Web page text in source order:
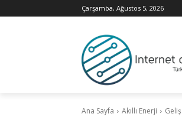
Çarşamba, Ağustos 5, 2026
Ana Sayfa Akıllı Enerji